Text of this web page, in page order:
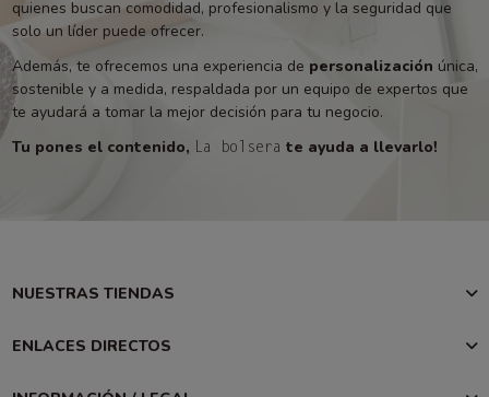
quienes buscan comodidad, profesionalismo y la seguridad que
solo un líder puede ofrecer.
Además, te ofrecemos una experiencia de personalización única,
sostenible y a medida, respaldada por un equipo de expertos que
te ayudará a tomar la mejor decisión para tu negocio.
Tu pones el contenido, La bolsera te ayuda a llevarlo!
NUESTRAS TIENDAS
ENLACES DIRECTOS